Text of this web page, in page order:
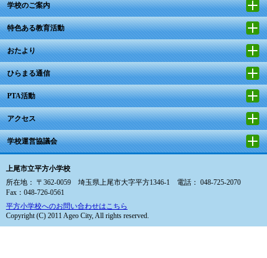
学校のご案内
特色ある教育活動
おたより
ひらまる通信
PTA活動
アクセス
学校運営協議会
上尾市立平方小学校
所在地： 〒362-0059 埼玉県上尾市大字平方1346-1 電話： 048-725-2070
Fax：048-726-0561
平方小学校へのお問い合わせはこちら
Copyright (C) 2011 Ageo City, All rights reserved.